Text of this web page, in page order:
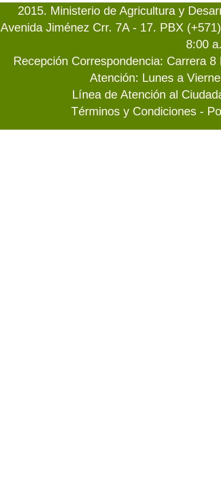
2015. Ministerio de Agricultura y
Avenida Jiménez Crr. 7A - 17. PBX
8:00
Recepción Correspondencia: Carrera
Atención: Lunes a
Línea de Atención al
Términos y Condiciones -